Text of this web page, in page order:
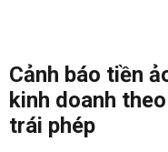
Cảnh báo tiền
kinh doanh
trái phép